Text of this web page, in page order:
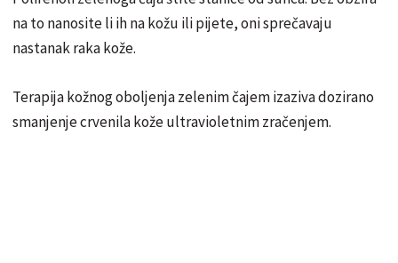
na to nanosite li ih na kožu ili pijete, oni sprečavaju
nastanak raka kože.
Terapija kožnog oboljenja zelenim čajem izaziva dozirano
smanjenje crvenila kože ultravioletnim zračenjem.